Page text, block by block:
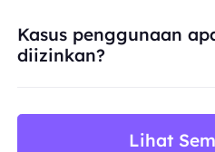
Kasus penggunaan
diizinkan?
Lihat